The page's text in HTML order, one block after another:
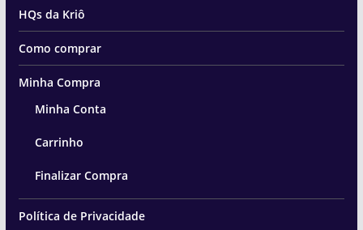
HQs da Kriô
Como comprar
Minha Compra
Minha Conta
Carrinho
Finalizar Compra
Política de Privacidade